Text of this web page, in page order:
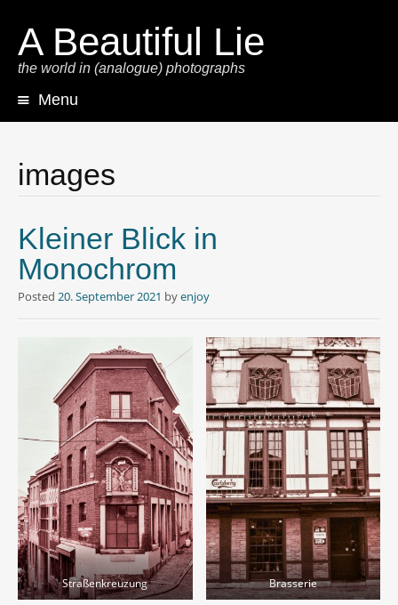
A Beautiful Lie
the world in (analogue) photographs
Menu
images
Kleiner Blick in
Monochrom
Posted 20. September 2021 byenjoy
Straßenkreuzung Brasserie